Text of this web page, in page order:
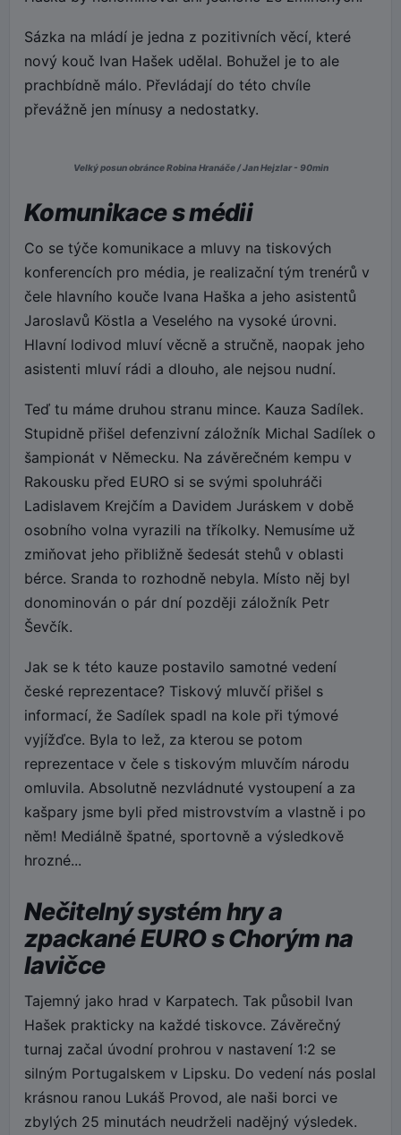
Sázka na mládí je jedna z pozitivních věcí, které
nový kouč Ivan Hašek udělal. Bohužel je to ale
prachbídně málo. Převládají do této chvíle
převážně jen mínusy a nedostatky.
Velký posun obránce Robina Hranáče / Jan Hejzlar - 90min
Komunikace s médii
Co se týče komunikace a mluvy na tiskových
konferencích pro média, je realizační tým trenérů v
čele hlavního kouče Ivana Haška a jeho asistentů
Jaroslavů Köstla a Veselého na vysoké úrovni.
Hlavní lodivod mluví věcně a stručně, naopak jeho
asistenti mluví rádi a dlouho, ale nejsou nudní.
Teď tu máme druhou stranu mince. Kauza Sadílek.
Stupidně přišel defenzivní záložník Michal Sadílek o
šampionát v Německu. Na závěrečném kempu v
Rakousku před EURO si se svými spoluhráči
Ladislavem Krejčím a Davidem Juráskem v době
osobního volna vyrazili na tříkolky. Nemusíme už
zmiňovat jeho přibližně šedesát stehů v oblasti
bérce. Sranda to rozhodně nebyla. Místo něj byl
donominován o pár dní později záložník Petr
Ševčík.
Jak se k této kauze postavilo samotné vedení
české reprezentace? Tiskový mluvčí přišel s
informací, že Sadílek spadl na kole při týmové
vyjížďce. Byla to lež, za kterou se potom
reprezentace v čele s tiskovým mluvčím národu
omluvila. Absolutně nezvládnuté vystoupení a za
kašpary jsme byli před mistrovstvím a vlastně i po
něm! Mediálně špatné, sportovně a výsledkově
hrozné...
Nečitelný systém hry a
zpackané EURO s Chorým na
lavičce
Tajemný jako hrad v Karpatech. Tak působil Ivan
Hašek prakticky na každé tiskovce. Závěrečný
turnaj začal úvodní prohrou v nastavení 1:2 se
silným Portugalskem v Lipsku. Do vedení nás poslal
krásnou ranou Lukáš Provod, ale naši borci ve
zbylých 25 minutách neudrželi nadějný výsledek.